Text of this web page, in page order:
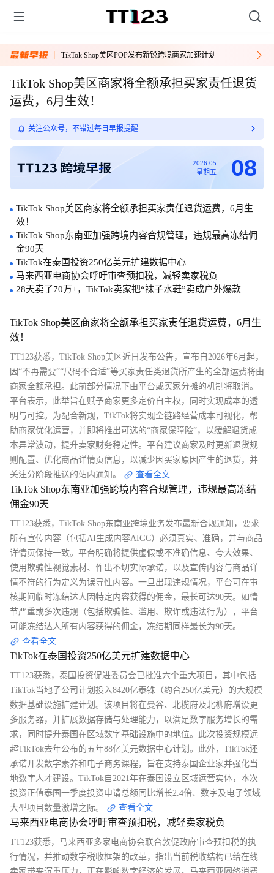
TikTok Shop美区POP发布新锐跨境商家加速计划
TikTok Shop美区商家将全额承担买家责任退货
运费，6月生效！
关注公众号，不错过每日早报提醒
2026.05
星期五
08
TikTok Shop美区商家将全额承担买家责任退货运费，6月生
效！
TikTok Shop东南亚加强跨境内容合规管理，违规最高冻结佣
金90天
TikTok在泰国投资250亿美元扩建数据中心
马来西亚电商协会呼吁审查预扣税，减轻卖家税负
28天卖了70万+，TikTok卖家把“袜子水鞋”卖成户外爆款
TikTok Shop美区商家将全额承担买家责任退货运费，6月生
效！
TT123获悉，TikTok Shop美区近日发布公告，宣布自2026年6月起，
因“不再需要”“尺码不合适”等买家责任类退货所产生的全部运费将由
商家全额承担。此前部分情况下由平台或买家分摊的机制将取消。
平台表示，此举旨在赋予商家更多定价自主权，同时实现成本的透
明与可控。为配合新规，TikTok将实现全链路经营成本可视化，帮
助商家优化运营，并即将推出可选的“商家保障险”，以缓解退货成
本异常波动，提升卖家财务稳定性。平台建议商家及时更新退货规
则配置、优化商品详情页信息，以减少因买家原因产生的退货，并
关注分阶段推送的站内通知。
查看全文
TikTok Shop东南亚加强跨境内容合规管理，违规最高冻结
佣金90天
TT123获悉，TikTok Shop东南亚跨境业务发布最新合规通知，要求
所有宣传内容（包括AI生成内容AIGC）必须真实、准确，并与商品
详情页保持一致。平台明确将提供虚假或不准确信息、夸大效果、
使用欺骗性视觉素材、作出不切实际承诺，以及宣传内容与商品详
情不符的行为定义为误导性内容。一旦出现违规情况，平台可在审
核期间临时冻结达人因特定内容获得的佣金，最长可达90天。如情
节严重或多次违规（包括欺骗性、滥用、欺诈或违法行为），平台
可能冻结达人所有内容获得的佣金，冻结期同样最长为90天。
查看全文
TikTok在泰国投资250亿美元扩建数据中心
TT123获悉，泰国投资促进委员会已批准六个重大项目，其中包括
TikTok当地子公司计划投入8420亿泰铢（约合250亿美元）的大规模
数据基础设施扩建计划。该项目将在曼谷、北榄府及北柳府增设更
多服务器，并扩展数据存储与处理能力，以满足数字服务增长的需
求，同时提升泰国在区域数字基础设施中的地位。此次投资规模远
超TikTok去年公布的五年88亿美元数据中心计划。此外，TikTok还
承诺开发数字素养和电子商务课程，旨在支持泰国企业家并强化当
地数字人才建设。TikTok自2021年在泰国设立区域运营实体，本次
投资正值泰国一季度投资申请总额同比增长2.4倍、数字及电子领域
大型项目数量激增之际。
查看全文
马来西亚电商协会呼吁审查预扣税，减轻卖家税负
TT123获悉，马来西亚多家电商协会联合敦促政府审查预扣税的执
行情况，并推动数字税收框架的改革，指出当前税收结构已给在线